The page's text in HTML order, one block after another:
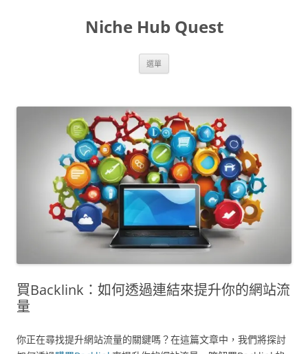
Niche Hub Quest
選單
買Backlink：如何透過連結來提升你的網站流
量
你正在尋找提升網站流量的關鍵嗎？在這篇文章中，我們將探討